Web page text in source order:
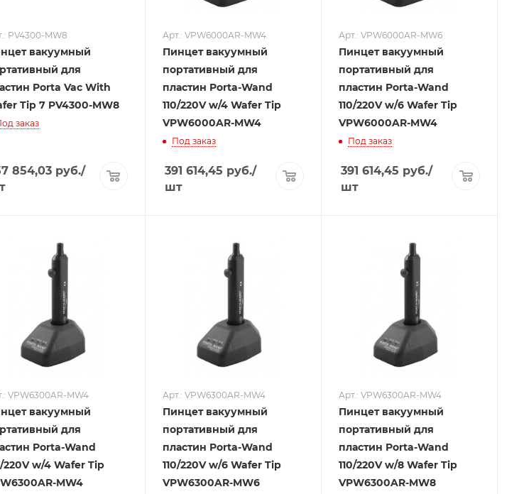
PV4300-MW8
вакуумный
для
Porta Vac With
Tip 7 PV4300-MW8
заказ
854,03 руб./
Арт.: VPW6000AR-MW4
Пинцет вакуумный
портативный для
пластин Porta-Wand
110/220V w/4 Wafer Tip
VPW6000AR-MW4
Под заказ
391 614,45 руб./
шт
Арт.: VPW6000AR-MW6
Пинцет вакуумный
портативный для
пластин Porta-Wand
110/220V w/6 Wafer Tip
VPW6000AR-MW4
Под заказ
391 614,45 руб./
шт
VPW6300AR-MW4
вакуумный
для
Porta-Wand
220V w/4 Wafer Tip
MW4
Арт.: VPW6300AR-MW4
Пинцет вакуумный
портативный для
пластин Porta-Wand
110/220V w/6 Wafer Tip
VPW6300AR-MW6
Арт.: VPW6300AR-MW4
Пинцет вакуумный
портативный для
пластин Porta-Wand
110/220V w/8 Wafer Tip
VPW6300AR-MW8